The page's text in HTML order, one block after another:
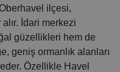
ilçesi,
İdari merkezi
güzellikleri hem de
geniş ormanlık alanları
Özellikle Havel